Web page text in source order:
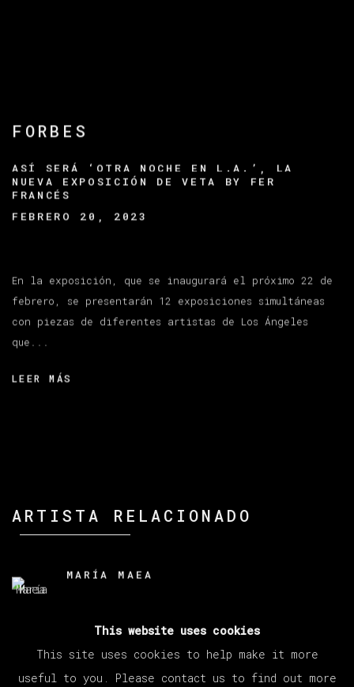
FORBES
ASÍ SERÁ ‘OTRA NOCHE EN L.A.’, LA
NUEVA EXPOSICIÓN DE VETA BY FER
FRANCÉS
FEBRERO 20, 2023
En la exposición, que se inaugurará el próximo 22 de
febrero, se presentarán 12 exposiciones simultáneas
con piezas de diferentes artistas de Los Ángeles
que...
LEER MÁS
ARTISTA RELACIONADO
MARÍA MAEA
This website uses cookies
This site uses cookies to help make it more
useful to you. Please contact us to find out more